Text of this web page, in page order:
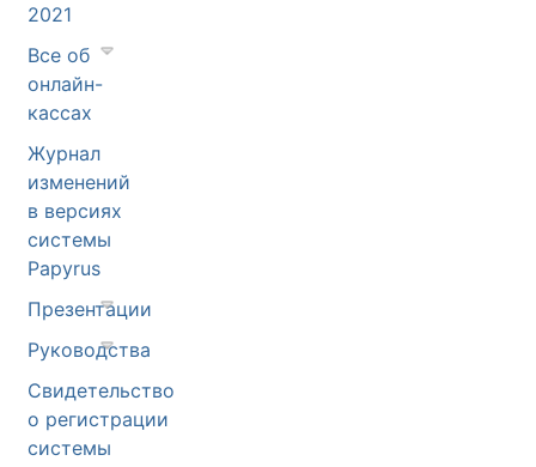
2021
Все об
онлайн-
кассах
Журнал
изменений
в версиях
системы
Papyrus
Презентации
Руководства
Свидетельство
о регистрации
системы